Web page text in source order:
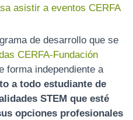
asistir a eventos CERFA
de desarrollo que se
CERFA-Fundación
forma independiente a
a todo estudiante de
STEM que esté
opciones profesionales